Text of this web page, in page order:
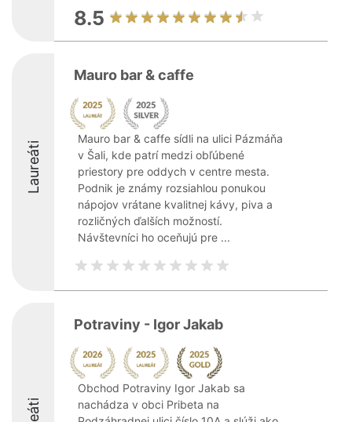
8.5
Laureáti
Mauro bar & caffe
Mauro bar & caffe sídli na ulici Pázmáňa
v Šali, kde patrí medzi obľúbené
priestory pre oddych v centre mesta.
Podnik je známy rozsiahlou ponukou
nápojov vrátane kvalitnej kávy, piva a
rozličných ďalších možností.
Návštevníci ho oceňujú pre ...
Potraviny - Igor Jakab
Obchod Potraviny Igor Jakab sa
nachádza v obci Pribeta na